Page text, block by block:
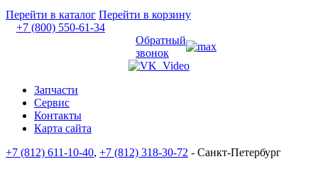
Перейти в каталог Перейти в корзину
+7 (800) 550-61-34
Обратный
звонок
Запчасти
Сервис
Контакты
Карта сайта
+7 (812) 611-10-40, +7 (812) 318-30-72 - Санкт-Петербург